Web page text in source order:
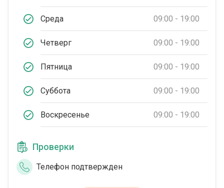
Среда 09:00 - 19:00
Четверг 09:00 - 19:00
Пятница 09:00 - 19:00
Суббота 09:00 - 19:00
Воскресенье 09:00 - 19:00
Проверки
Телефон подтвержден